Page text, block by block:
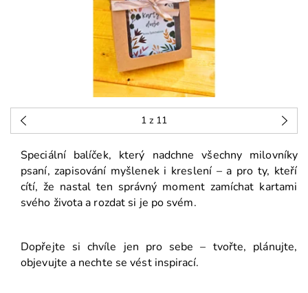
1 z 11
Speciální balíček, který nadchne všechny milovníky
psaní, zapisování myšlenek i kreslení – a pro ty, kteří
cítí, že nastal ten správný moment zamíchat kartami
svého života a rozdat si je po svém.
Dopřejte si chvíle jen pro sebe – tvořte, plánujte,
objevujte a nechte se vést inspirací.